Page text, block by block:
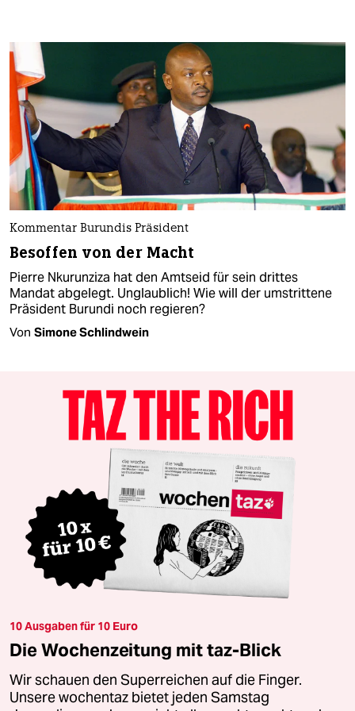
Kommentar Burundis Präsident
Besoffen von der Macht
Pierre Nkurunziza hat den Amtseid für sein drittes
Mandat abgelegt. Unglaublich! Wie will der umstrittene
Präsident Burundi noch regieren?
Von Simone Schlindwein
10 Ausgaben für 10 Euro
Die Wochenzeitung mit taz-Blick
Wir schauen den Superreichen auf die Finger.
Unsere wochentaz bietet jeden Samstag